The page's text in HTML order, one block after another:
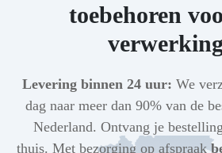
toebehoren
verwerking
Levering binnen 24 uur: We
dag naar meer dan 90% van de
Nederland. Ontvang je
thuis. Met bezorging op afspraak